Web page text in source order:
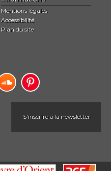
Mentions légales
Accessibilité
Plan du site
S'inscrire à la newsletter